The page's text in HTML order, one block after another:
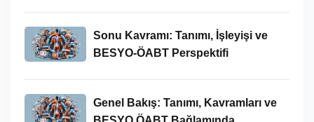
Sonu Kavramı: Tanımı, İşleyişi ve
BESYO-ÖABT Perspektifi
Genel Bakış: Tanımı, Kavramları ve